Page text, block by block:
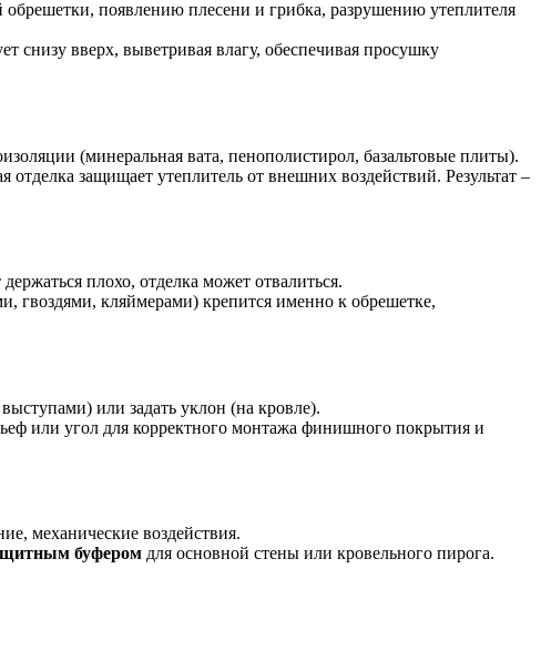
появлению плесени и грибка, разрушению утеплителя
снизу вверх, выветривая влагу, обеспечивая просушку
(минеральная вата, пенополистирол, базальтовые плиты).
защищает утеплитель от внешних воздействий. Результат –
плохо, отделка может отвалиться.
кляймерами) крепится именно к обрешетке,
или задать уклон (на кровле).
или угол для корректного монтажа финишного покрытия и
механические воздействия.
буфером для основной стены или кровельного пирога.